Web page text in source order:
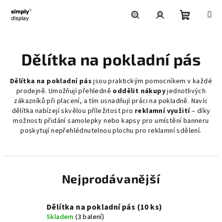
košík
Dělítka na pokladní pás
Dělítka na pokladní pás jsou praktickým pomocníkem v každé
prodejně. Umožňují přehledně oddělit nákupyjednotlivých
zákazníků při placení, a tím usnadňují práci na pokladně. Navíc
dělítka nabízejí skvělou příležitost pro reklamní využití– díky
možnosti přidání samolepky nebo kapsy pro umístění banneru
poskytují nepřehlédnutelnou plochu pro reklamní sdělení.
Nejprodávanější
Dělítka na pokladní pás (10 ks)
Skladem(3 balení)